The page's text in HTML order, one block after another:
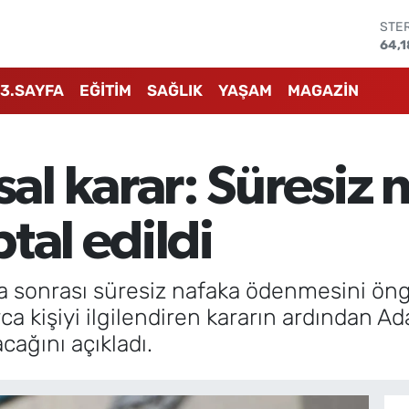
3.SAYFA EĞİTİM SAĞLIK YAŞAM MAGAZİN
karar: Süresiz
edildi
sonrası süresiz nafaka ödenmesini
kişiyi ilgilendiren kararın ardından
açıkladı.